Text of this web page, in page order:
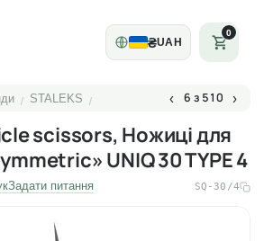
₴UAH
0
/ STALEKS / ‹ 6 з 510 ›
scissors, Ножиці для
UNIQ 30 TYPE 4
Задати питання SQ-30/4